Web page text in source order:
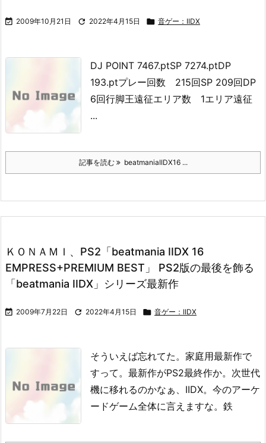
 2009年10月21日  2022年4月15日  音ゲー：IIDX
DJ POINT 7467.ptSP 7274.ptDP
193.ptプレー回数 215回SP 209回DP
6回行脚王遠征エリア数 1エリア遠征
...
記事を読む beatmaniaIIDX16 ...
ＫＯＮＡＭＩ、PS2「beatmania IIDX 16
EMPRESS+PREMIUM BEST」 PS2版の最後を飾る
「beatmania IIDX」シリーズ最新作
 2009年7月22日  2022年4月15日  音ゲー：IIDX
そういえば忘れてた。 家庭用最新作で
すって。 最新作がPS2最終作か。 次世代
機に移れるのかなぁ、IIDX。 今のアーケ
ードゲーム全体に言えますな。 鉄